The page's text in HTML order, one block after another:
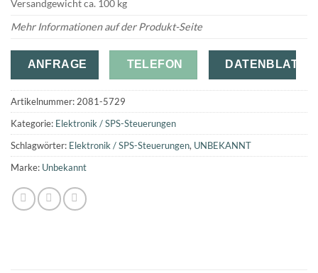
Versandgewicht ca. 100 kg
Mehr Informationen auf der Produkt-Seite
ANFRAGE TELEFON DATENBLATT
Artikelnummer:2081-5729
Kategorie: Elektronik / SPS-Steuerungen
Schlagwörter: Elektronik / SPS-Steuerungen, UNBEKANNT
Marke: Unbekannt